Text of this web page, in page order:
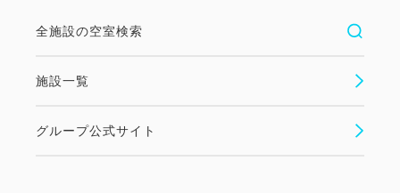
全施設の空室検索
施設一覧
グループ公式サイト